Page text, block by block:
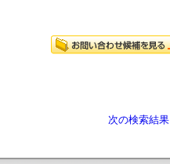
次の検索結果